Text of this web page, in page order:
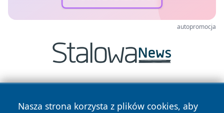
autopromocja
Nasza strona korzysta z plików cookies, aby